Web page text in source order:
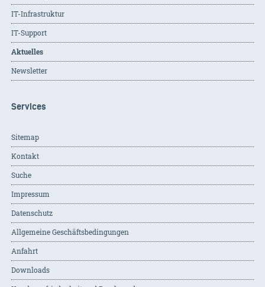
IT-Infrastruktur
IT-Support
Aktuelles
Newsletter
Services
Sitemap
Kontakt
Suche
Impressum
Datenschutz
Allgemeine Geschäftsbedingungen
Anfahrt
Downloads